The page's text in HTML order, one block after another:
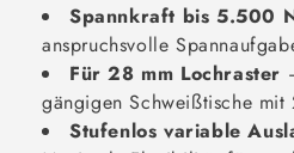
Spannkraft bis 5.500
anspruchsvolle
Für 28 mm Lochraster
gängigen Schweißtische mit
Stufenlos variable